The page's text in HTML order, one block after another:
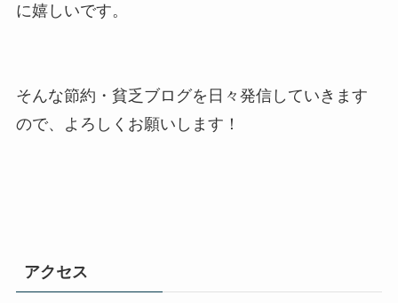
に嬉しいです。
そんな節約・貧乏ブログを日々発信していきます
ので、よろしくお願いします！
アクセス